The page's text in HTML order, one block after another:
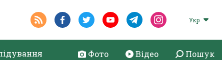
Укр
Фото Відео Пошук